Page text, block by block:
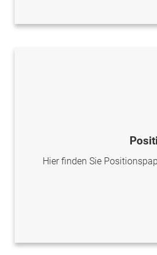
Hier finden Sie